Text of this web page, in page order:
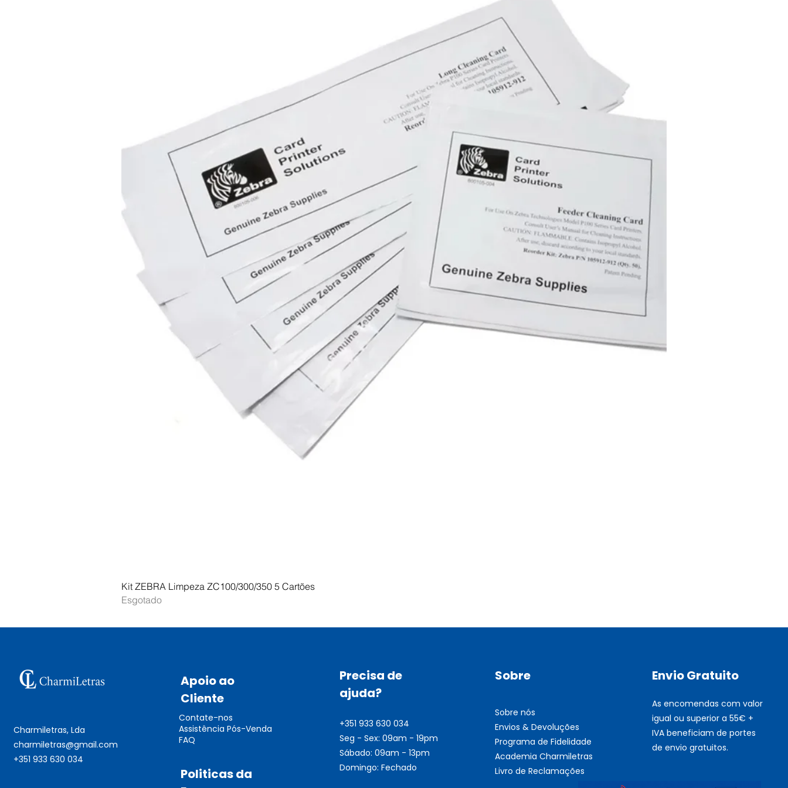
Kit ZEBRA Limpeza ZC100/300/350 5 Cartões
Esgotado
Charmiletras, Lda
charmiletras@gmail.com
+351 933 630 034
Apoio ao
Cliente
Contate-nos
Assistência Pós-Venda
FAQ
Politicas da
Precisa de
ajuda?
+351 933 630 034
Seg - Sex: 09am - 19pm
Sábado: 09am - 13pm
Domingo: Fechado
Sobre
Sobre nós
Envios & Devoluções
Programa de Fidelidade
Academia Charmiletras
Livro de Reclamações
Envio Gratuito
As encomendas com valor
igual ou superior a 55€ +
IVA beneficiam de portes
de envio gratuitos.